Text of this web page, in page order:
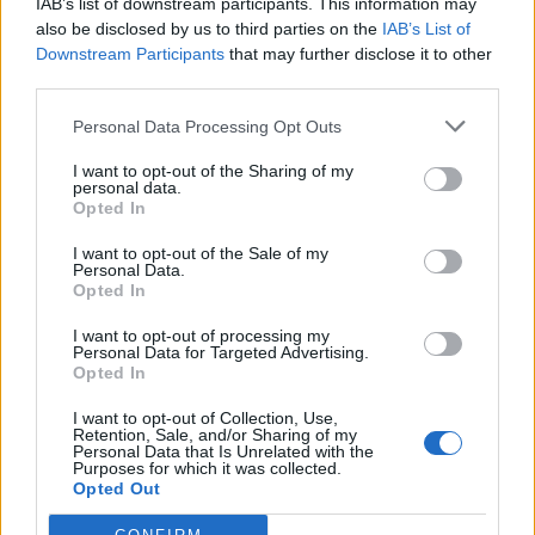
also be disclosed by us to third parties on the IAB’s List of
Downstream Participants that may further disclose it to other
Personal Data Processing Opt Outs
I want to opt-out of the Sharing of my
personal data.
Opted In
I want to opt-out of the Sale of my
Personal Data.
Opted In
I want to opt-out of processing my
Personal Data for Targeted Advertising.
Opted In
I want to opt-out of Collection, Use,
Retention, Sale, and/or Sharing of my
Personal Data that Is Unrelated with the
Purposes for which it was collected.
Opted Out
títulos propios de transporte, aunque también se
puede realizar el viaje con pago directo sin ningún tipo
de restricción.
del 30 de agosto al 4 de septiembre, las conexiones
refuerzos especiales en los servicios de transporte
desde distintos puntos de la ciudad. La empresa pública
de los encuentros durante las sesiones de la tarde, para
ofrecer cobertura a la demanda de transporte de los
aficionados.
Voluntarios de la Copa del Mundo
la Copa del Mundo de baloncesto en Gran Canaria, ha
cedido 325 bonos de cortesía para facilitar el
desplazamiento por la Ciudad a los voluntarios del
evento deportivo durante la celebración del torneo en
la Isla, desde el próximo 30 de agosto. De manera